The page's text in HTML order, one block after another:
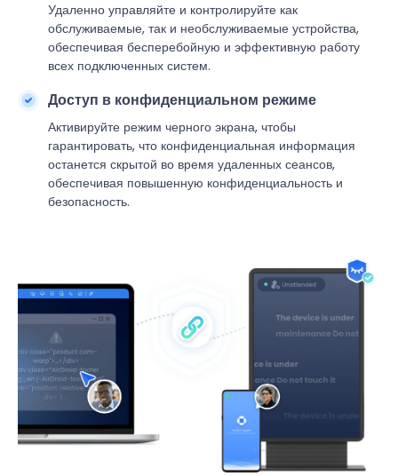
Удаленно управляйте и контролируйте как
обслуживаемые, так и необслуживаемые устройства,
обеспечивая бесперебойную и эффективную работу
всех подключенных систем.
Доступ в конфиденциальном режиме
Активируйте режим черного экрана, чтобы
гарантировать, что конфиденциальная информация
останется скрытой во время удаленных сеансов,
обеспечивая повышенную конфиденциальность и
безопасность.